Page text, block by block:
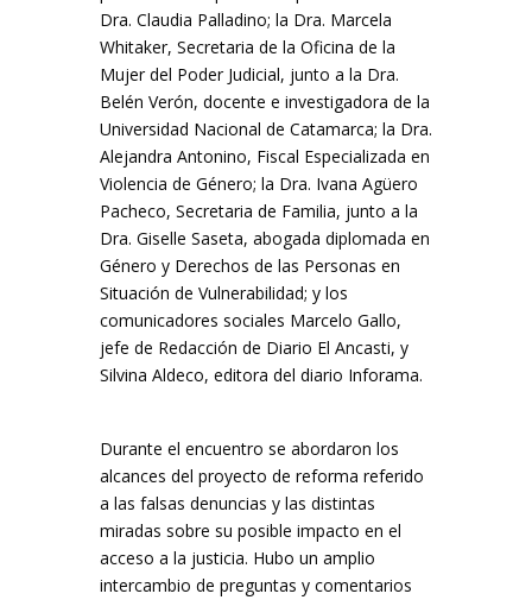
Dra. Claudia Palladino; la Dra. Marcela
Whitaker, Secretaria de la Oficina de la
Mujer del Poder Judicial, junto a la Dra.
Belén Verón, docente e investigadora de la
Universidad Nacional de Catamarca; la Dra.
Alejandra Antonino, Fiscal Especializada en
Violencia de Género; la Dra. Ivana Agüero
Pacheco, Secretaria de Familia, junto a la
Dra. Giselle Saseta, abogada diplomada en
Género y Derechos de las Personas en
Situación de Vulnerabilidad; y los
comunicadores sociales Marcelo Gallo,
jefe de Redacción de Diario El Ancasti, y
Silvina Aldeco, editora del diario Inforama.
Durante el encuentro se abordaron los
alcances del proyecto de reforma referido
a las falsas denuncias y las distintas
miradas sobre su posible impacto en el
acceso a la justicia. Hubo un amplio
intercambio de preguntas y comentarios